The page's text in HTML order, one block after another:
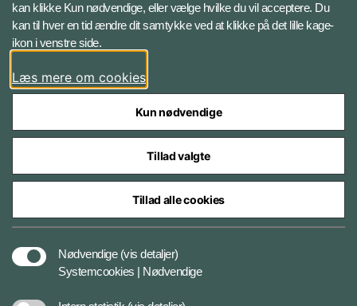
LinkedIn
Instagram
Styrelser og myndigheder under Forsvarsministeriet
kan klikke Kun nødvendige, eller vælge hvilke du vil acceptere. Du
kan til hver en tid ændre dit samtykke ved at klikke på det lille kage-
ikon i venstre side.
Læs mere om cookies
Kun nødvendige
Tillad valgte
Tillad alle cookies
Nødvendige (vis detaljer)
Systemcookies | Nødvendige